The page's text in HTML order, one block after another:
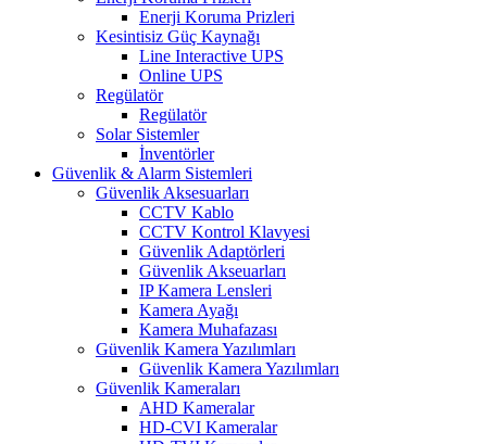
Enerji Koruma Prizleri
Kesintisiz Güç Kaynağı
Line Interactive UPS
Online UPS
Regülatör
Regülatör
Solar Sistemler
İnventörler
Güvenlik & Alarm Sistemleri
Güvenlik Aksesuarları
CCTV Kablo
CCTV Kontrol Klavyesi
Güvenlik Adaptörleri
Güvenlik Akseuarları
IP Kamera Lensleri
Kamera Ayağı
Kamera Muhafazası
Güvenlik Kamera Yazılımları
Güvenlik Kamera Yazılımları
Güvenlik Kameraları
AHD Kameralar
HD-CVI Kameralar